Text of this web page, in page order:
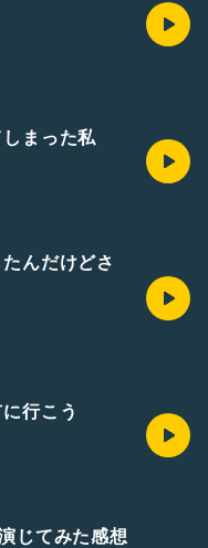
まった私
んだけどさ
行こう
じてみた感想